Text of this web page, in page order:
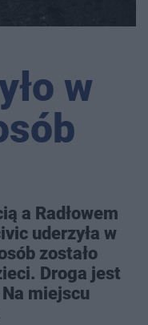
w
a Radłowem
uderzyła w
zostało
Droga jest
miejscu